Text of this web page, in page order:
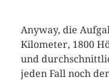
Anyway, die
Kilometer, 1800
und
jeden Fall noch